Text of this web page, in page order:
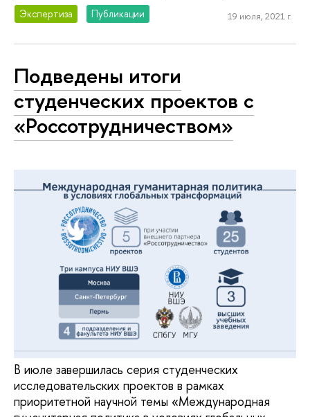
Экспертиза Публикации 19 июля, 2021 г.
Подведены итоги
студенческих проектов с
«Россотрудничеством»
В июле завершилась серия студенческих
исследовательских проектов в рамках
приоритетной научной темы «Международная